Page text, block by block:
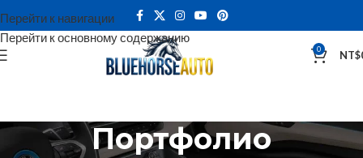
Перейти к навигации
Перейти к основному содержанию
0 NT$
Портфолио